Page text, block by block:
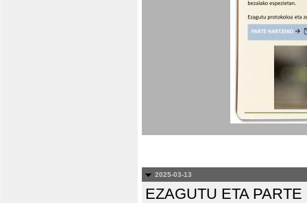
2025-03-13
EZAGUTU ETA